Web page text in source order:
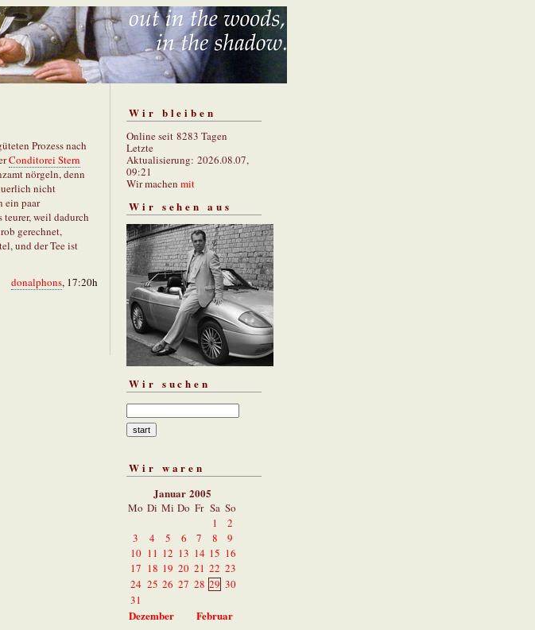
Prozess nach
Conditorei Stern
nörgeln, denn
nicht
ein paar
teurer, weil dadurch
gerechnet,
und der Tee ist
donalphons, 17:20h
Wir bleiben
Online seit 8283 Tagen
Letzte
Aktualisierung: 2026.08.07,
09:21
Wir machen mit
Wir sehen aus
Wir suchen
Wir waren
Januar 2005
Mo Di Mi Do Fr Sa So
1
2
3
4 5 6 7 8
9
10 11 12 13 14 15 16
17 18 19 20 21 22 23
24 25 26 27 28 29 30
31
Dezember
Februar